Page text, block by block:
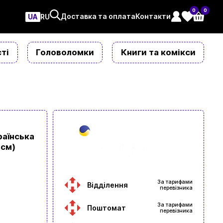
UA ㅤRU Доставка та оплатаКонтакти
0 0
Головоломки Книги та комікси
Відділення
За тарифами
перевізника
Поштомат
За тарифами
перевізника